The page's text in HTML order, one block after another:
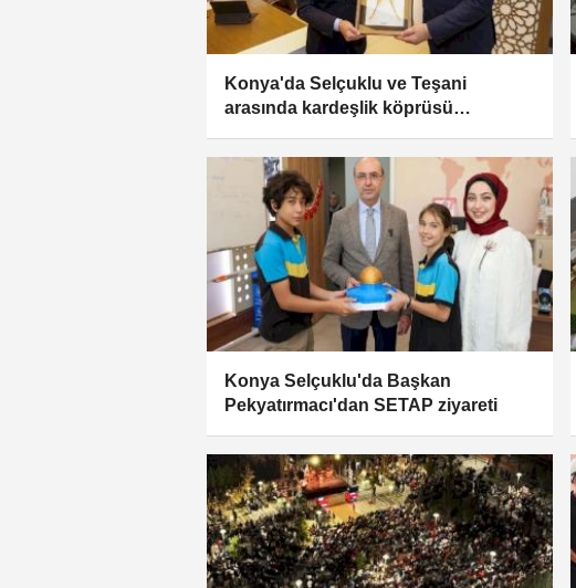
Konya'da Selçuklu ve Teşani
arasında kardeşlik köprüsü
Konya Selçuklu'da Başkan
Pekyatırmacı'dan SETAP ziyareti